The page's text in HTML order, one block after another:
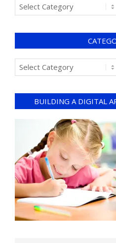
BUILDING A DIGITAL